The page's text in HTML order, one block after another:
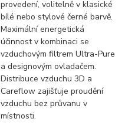
provedení, volitelně v klasické
bílé nebo stylové černé barvě.
Maximální energetická
účinnost v kombinaci se
vzduchovým filtrem Ultra-Pure
a designovým ovladačem.
Distribuce vzduchu 3D a
Careflow zajišťuje proudění
vzduchu bez průvanu v
místnosti.